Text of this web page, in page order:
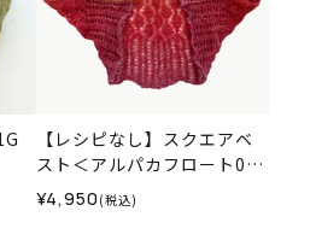
【レシピなし】スクエアベ
スト＜アルパカフロート04P
＞（編み物 材料セット）
¥4,950 (税込)